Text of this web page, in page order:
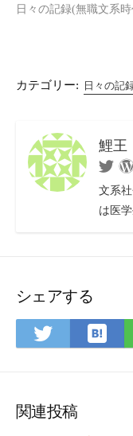
日々の記録(無職文系
カテゴリー: 日々の記
鯉王
文系
は医
シェアする
で
ア
は
て
関連投稿